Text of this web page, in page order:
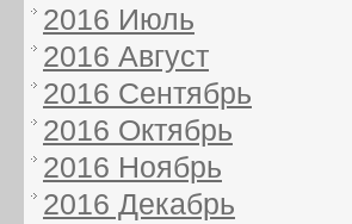
2016 Июль
2016 Август
2016 Сентябрь
2016 Октябрь
2016 Ноябрь
2016 Декабрь